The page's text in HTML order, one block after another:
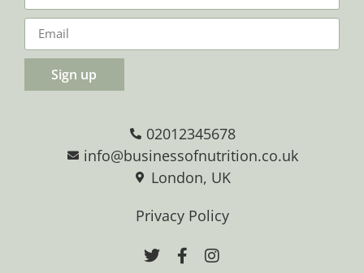
Sign up
02012345678
info@businessofnutrition.co.uk
London, UK
Privacy Policy